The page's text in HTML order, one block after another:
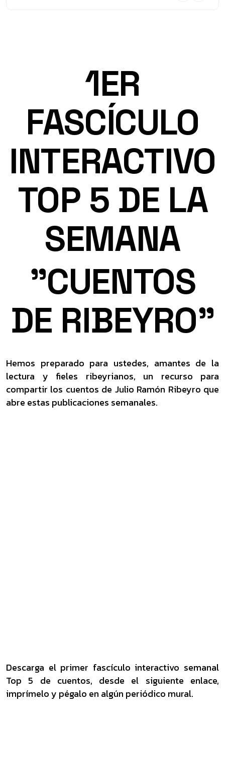
1ER
FASCÍCULO
INTERACTIVO
TOP 5 DE LA
SEMANA
"CUENTOS
DE RIBEYRO"
Hemos preparado para ustedes, amantes de la
lectura y fieles ribeyrianos, un recurso para
compartir los cuentos de Julio Ramón Ribeyro que
abre estas publicaciones semanales.
Descarga el primer fascículo interactivo semanal
Top 5 de cuentos, desde el siguiente enlace,
imprímelo y pégalo en algún periódico mural.